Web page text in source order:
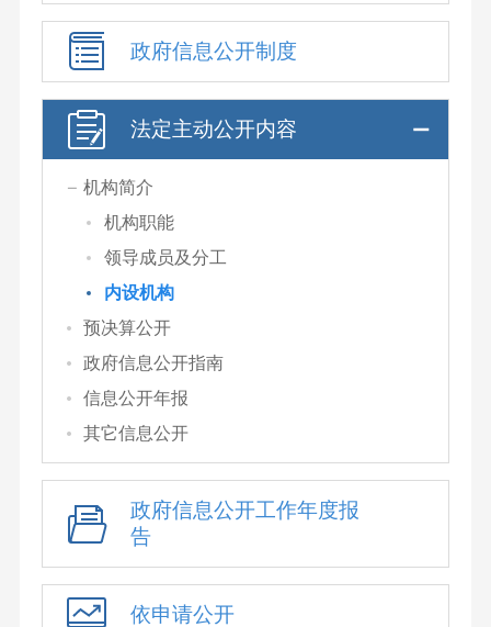
政府信息公开制度
法定主动公开内容
机构简介
机构职能
领导成员及分工
内设机构
预决算公开
政府信息公开指南
信息公开年报
其它信息公开
政府信息公开工作年度报
告
依申请公开